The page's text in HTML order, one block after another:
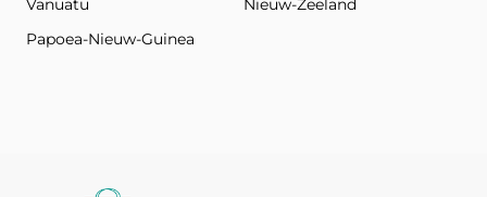
Vanuatu
Nieuw-Zeeland
Papoea-Nieuw-Guinea